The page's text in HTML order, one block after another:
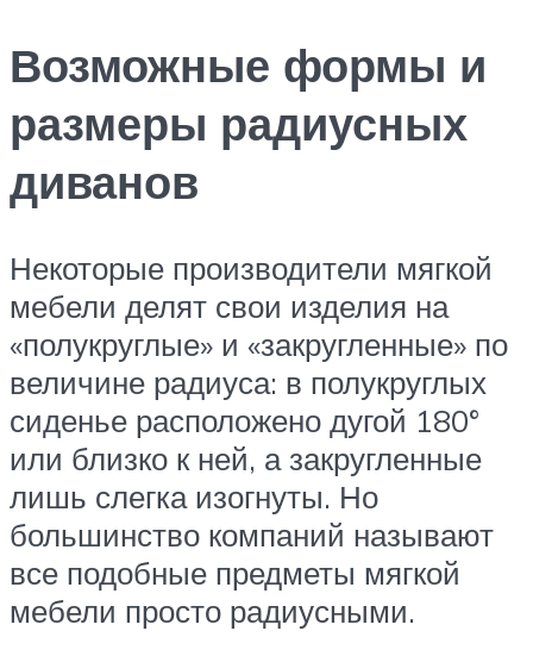
Возможные формы и
размеры радиусных
диванов
Некоторые производители мягкой
мебели делят свои изделия на
«полукруглые» и «закругленные» по
величине радиуса: в полукруглых
сиденье расположено дугой 180°
или близко к ней, а закругленные
лишь слегка изогнуты. Но
большинство компаний называют
все подобные предметы мягкой
мебели просто радиусными.